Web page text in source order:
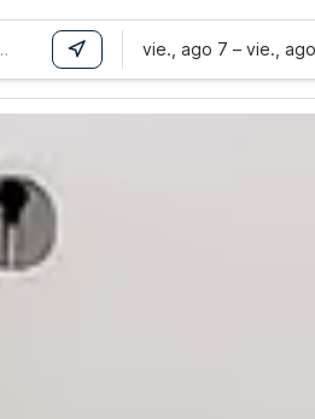
vie., ago 7 – vie.,